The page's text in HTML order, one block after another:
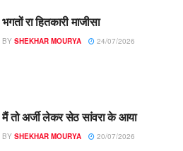
भगतों रा हितकारी माजीसा
BY SHEKHAR MOURYA 24/07/2026
मैं तो अर्जी लेकर सेठ सांवरा के आया
BY SHEKHAR MOURYA 20/07/2026